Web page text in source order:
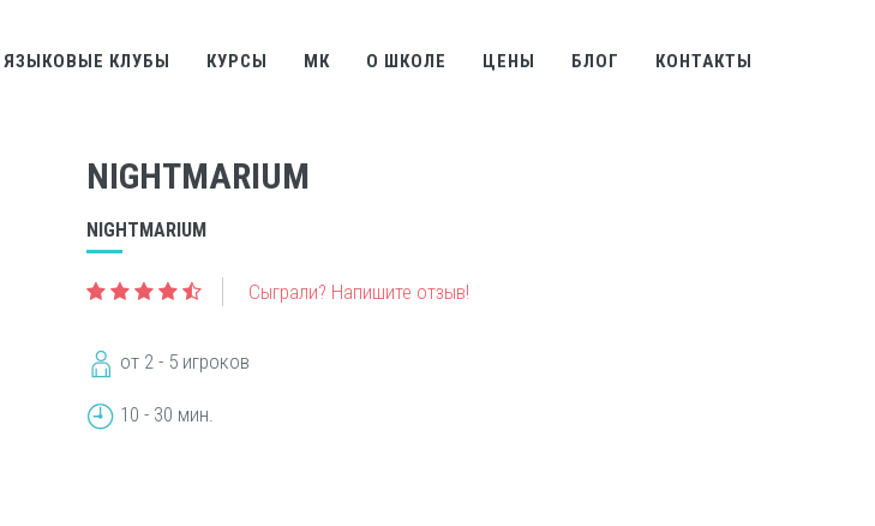
ЯЗЫКОВЫЕ КЛУБЫ КУРСЫ МК О ШКОЛЕ ЦЕНЫ БЛОГ КОНТАКТЫ
NIGHTMARIUM
NIGHTMARIUM
Сыграли? Напишите отзыв!
от 2 - 5 игроков
10 - 30 мин.